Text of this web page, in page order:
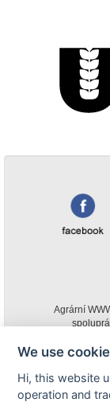
Agrární
obsahu
(pokud není
We use
Hi, this website
operation and